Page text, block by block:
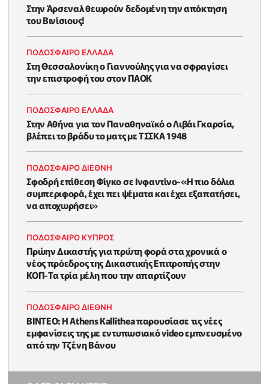
Στην Άρσεναλ θεωρούν δεδομένη την απόκτηση
του Βινίσιους!
ΠΟΔΟΣΦΑΙΡΟ ΕΛΛΑΔΑ
Στη Θεσσαλονίκη ο Γιαννούλης για να σφραγίσει
την επιστροφή του στον ΠΑΟΚ
ΠΟΔΟΣΦΑΙΡΟ ΕΛΛΑΔΑ
Στην Αθήνα για τον Παναθηναϊκό ο Λιβάι Γκαρσία,
βλέπει το βράδυ το ματς με ΤΣΣΚΑ 1948
ΠΟΔΟΣΦΑΙΡΟ ΔΙΕΘΝΗ
Σφοδρή επίθεση Φίγκο σε Ινφαντίνο-«Η πιο δόλια
συμπεριφορά, έχει πει ψέματα και έχει εξαπατήσει,
να αποχωρήσει»
ΠΟΔΟΣΦΑΙΡΟ ΚΥΠΡΟΣ
Πρώην Δικαστής για πρώτη φορά στα χρονικά ο
νέος πρόεδρος της Δικαστικής Επιτροπής στην
ΚΟΠ-Τα τρία μέλη που την απαρτίζουν
ΠΟΔΟΣΦΑΙΡΟ ΔΙΕΘΝΗ
BINTEO: Η Athens Kallithea παρουσίασε τις νέες
εμφανίσεις της με εντυπωσιακό video εμπνευσμένο
από την Τζένη Βάνου